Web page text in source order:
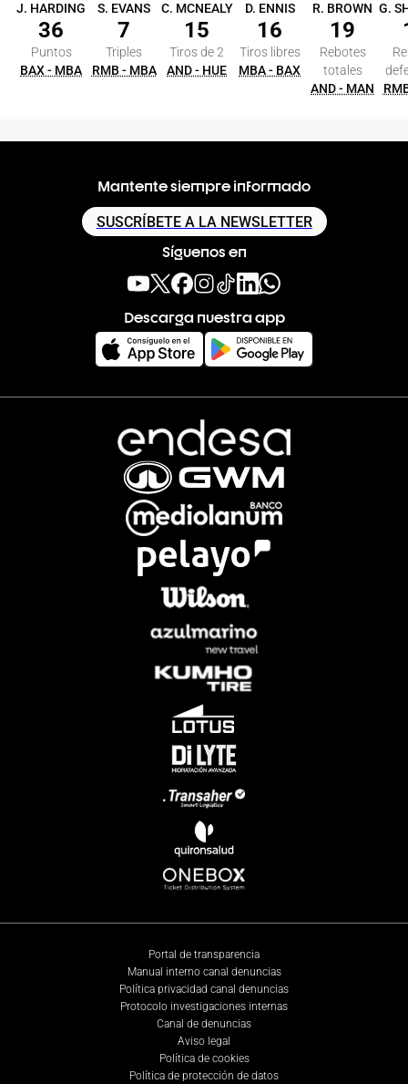
J. HARDING
36
Puntos
BAX - MBA
S. EVANS
7
Triples
RMB - MBA
C. MCNEALY
15
Tiros de 2
AND - HUE
D. ENNIS
16
Tiros libres
MBA - BAX
R. BROWN
19
Rebotes
totales
AND - MAN
Mantente siempre informado
SUSCRÍBETE A LA NEWSLETTER
Síguenos en
Descarga nuestra app
Portal de transparencia
Manual interno canal denuncias
Política privacidad canal denuncias
Protocolo investigaciones internas
Canal de denuncias
Aviso legal
Política de cookies
Política de protección de datos